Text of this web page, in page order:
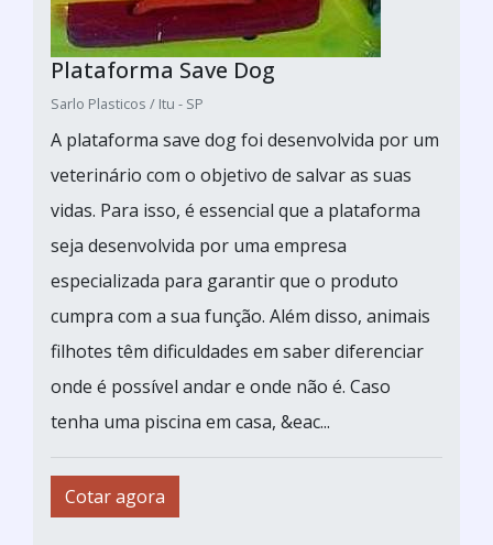
Plataforma Save Dog
Sarlo Plasticos / Itu - SP
A plataforma save dog foi desenvolvida por um
veterinário com o objetivo de salvar as suas
vidas. Para isso, é essencial que a plataforma
seja desenvolvida por uma empresa
especializada para garantir que o produto
cumpra com a sua função. Além disso, animais
filhotes têm dificuldades em saber diferenciar
onde é possível andar e onde não é. Caso
tenha uma piscina em casa, &eac...
Cotar agora